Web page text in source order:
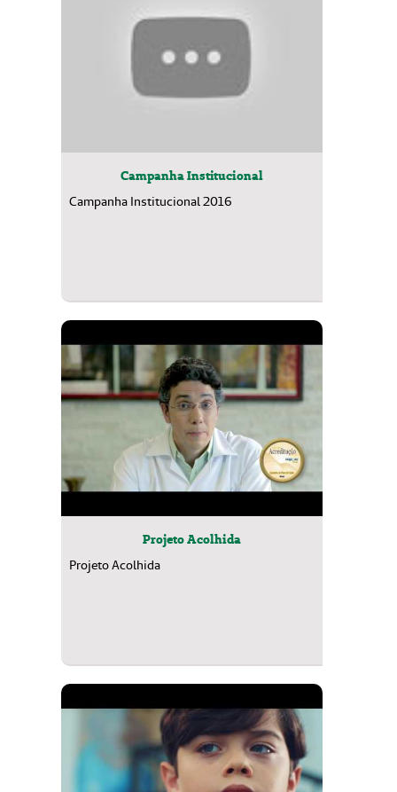
Campanha Institucional
Campanha Institucional 2016
Projeto Acolhida
Projeto Acolhida